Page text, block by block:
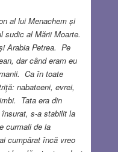
al lui Menachem și
sudic al Mării Moarte.
Arabia Petrea. Pe
dar când eram eu
Ca în toate
nabateeni, evrei,
Tata era din
s-a stabilit la
curmali de la
cumpărat încă vreo